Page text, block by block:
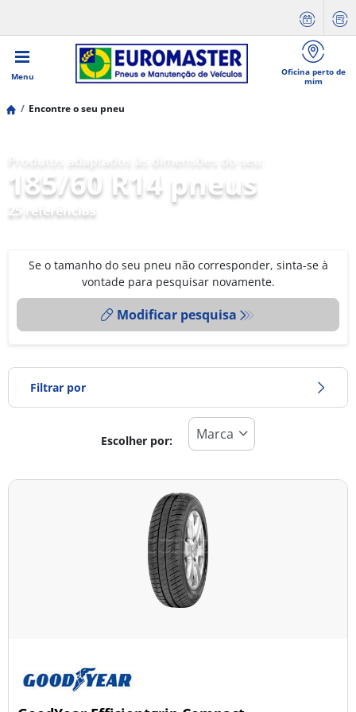
Menu
Oficina perto de
mim
Encontre o seu pneu
185/60 R14 pneus
25 referências
Se o tamanho do seu pneu não corresponder, sinta-se à
vontade para pesquisar novamente.
Modificar pesquisa
Filtrar por
Todos os tipos (25)
Todas as estações (5)
Ligeiro (25)
Escolher por: